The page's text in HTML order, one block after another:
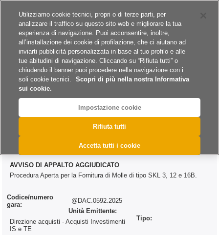
A
@DAC.0592.2025
AVVISO DI APPALTO AGGIUDICATO
Procedura Aperta per la Fornitura di Molle di tipo SKL 3, 12 e 16B.
Codice/numero
gara:
@DAC.0592.2025
Unità Emittente:
Direzione acquisti - Acquisti Investimenti
IS e TE
Tipo:
Utilizziamo cookie tecnici, propri o di terze parti, per
analizzare il traffico su questo sito web e migliorare la tua
esperienza di navigazione. Puoi acconsentire, inoltre,
all’installazione dei cookie di profilazione, che ci aiutano ad
inviarti pubblicità personalizzata in base al tuo profilo e alle
tue abitudini di navigazione. Cliccando su “Rifiuta tutti” o
chiudendo il banner puoi procedere nella navigazione con i
soli cookie tecnici.
Scopri di più nella nostra Informativa
sui cookie.
Impostazione cookie
Rifiuta tutti
Accetta tutti i cookie